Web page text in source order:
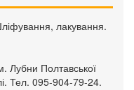
лакування.
Лубни Полтавської
Тел. 095-904-79-24.